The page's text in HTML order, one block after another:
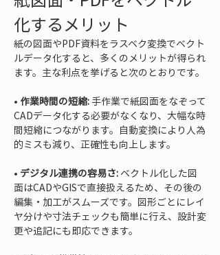
化するメリット
紙の図面やPDF資料をラスベク変換でベクト
ルデータ化すると、多くのメリットが得られ
ます。主な利点を挙げると次のとおりです。
• 作業時間の短縮: 手作業で紙図面をなぞって
CADデータ化する必要がなくなり、大幅な時
間短縮につながります。自動変換により人為
• デジタル連携の容易さ: ベクトル化した図
面はCADやGISで直接扱えるため、その後の
編集・加工がスムーズです。図形ごとにレイ
ヤ分けや寸法チェックも簡単に行え、設計変